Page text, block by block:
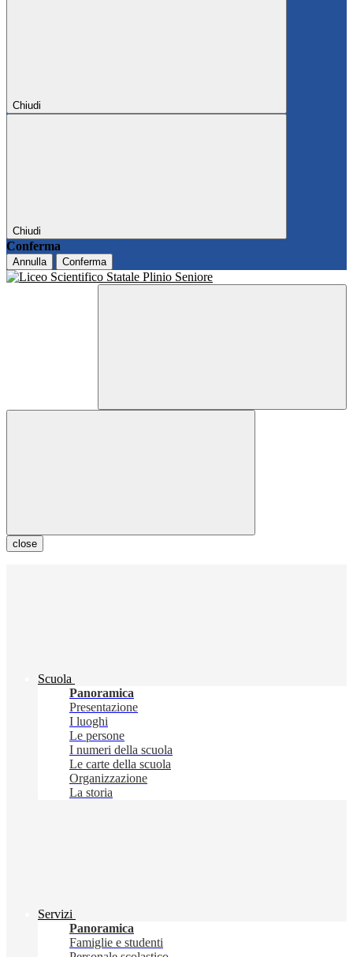
Chiudi
Chiudi
Conferma
Annulla Conferma
close
Scuola
Panoramica
Presentazione
I luoghi
Le persone
I numeri della scuola
Le carte della scuola
Organizzazione
La storia
Servizi
Panoramica
Famiglie e studenti